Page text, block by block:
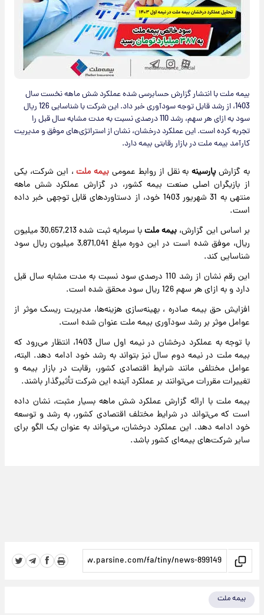
بیمه ملت با انتشار گزارش حسابرسی شده عملکرد شش ماهه نخست سال
1403، از رشد قابل توجه سودآوری خبر داد. این شرکت با شناسایی 126 ریال
سود به ازای هر سهم، رشد 110 درصدی نسبت به مدت مشابه سال قبل را
تجربه کرده است. این عملکرد درخشان، نشان از استراتژی‌های موفق و مدیریت
کارآمد بیمه ملت در بازار رقابتی بیمه دارد.
به گزارشپارسینهبه نقل از روابط عمومی بیمه ملت، این شرکت، یکی
از بازیگران اصلی صنعت بیمه کشور، در گزارش عملکرد شش ماهه
منتهی به 31 شهریور 1403 خود، از دستاوردهای قابل توجهی خبر داده
است.
بر اساس این گزارش، بیمه ملت
با سرمایه ثبت شده 30,657,213 میلیون
ریال، موفق شده است در این دوره مبلغ 3,871,041 میلیون ریال سود
شناسایی کند.
این رقم نشان از رشد 110 درصدی سود نسبت به مدت مشابه سال قبل
دارد و به ازای هر سهم 126 ریال سود محقق شده است.
افزایش حق بیمه صادره ، بهینه‌سازی هزینه‌ها، مدیریت ریسک موثر از
عوامل موثر بر رشد سودآوری بیمه ملت عنوان شده است.
با توجه به عملکرد درخشان در نیمه اول سال 1403، انتظار می‌رود که
بیمه ملت در نیمه دوم سال نیز بتواند به رشد خود ادامه دهد. البته،
عوامل مختلفی مانند شرایط اقتصادی کشور، رقابت در بازار بیمه و
تغییرات مقررات می‌توانند بر عملکرد آینده این شرکت تأثیرگذار باشند.
بیمه ملت با ارائه گزارش عملکرد شش ماهه بسیار مثبت، نشان داده
است که می‌تواند در شرایط مختلف اقتصادی کشور، به رشد و توسعه
خود ادامه دهد. این عملکرد درخشان، می‌تواند به عنوان یک الگو برای
سایر شرکت‌های بیمه‌ای کشور باشد.
بیمه ملت